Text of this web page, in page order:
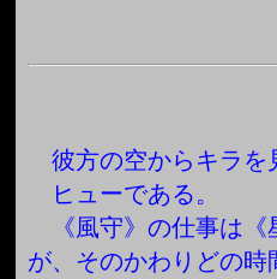
彼方の空からキラを
ヒューである。
《風守》の仕事は《
が、そのかわりどの